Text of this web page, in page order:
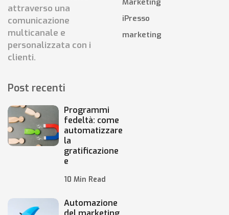
attraverso una
comunicazione
multicanale e
personalizzata con i
clienti.
Marketing
iPresso
marketing
Post recenti
Programmi
fedeltà: come
automatizzare
la
gratificazione
e
10 Min Read
Automazione